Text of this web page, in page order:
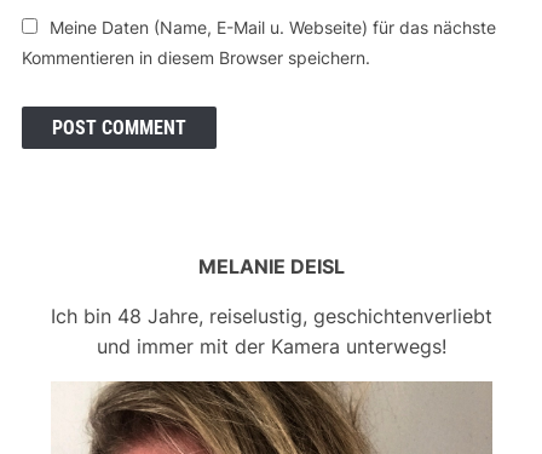
Meine Daten (Name, E-Mail u. Webseite) für das nächste
Kommentieren in diesem Browser speichern.
MELANIE DEISL
Ich bin 48 Jahre, reiselustig, geschichtenverliebt
und immer mit der Kamera unterwegs!